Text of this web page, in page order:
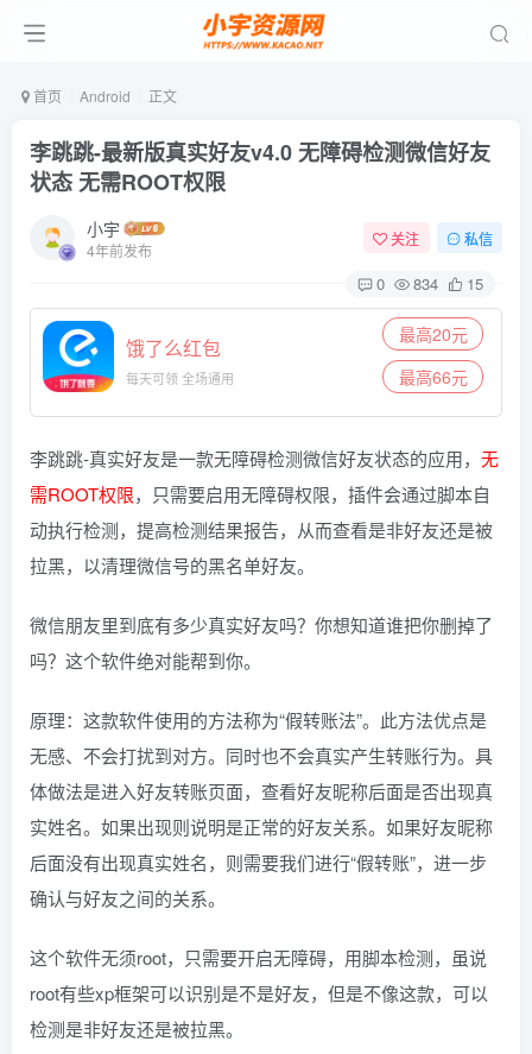
首页 Android 正文
李跳跳-最新版真实好友v4.0 无障碍检测微信好友
状态 无需ROOT权限
小宇
4年前发布
关注 私信
0 834 15
饿了么红包
每天可领 全场通用
最高20元
最高66元
李跳跳-真实好友是一款无障碍检测微信好友状态的应用， 无
需ROOT权限，只需要启用无障碍权限，插件会通过脚本自
动执行检测，提高检测结果报告，从而查看是非好友还是被
拉黑，以清理微信号的黑名单好友。
微信朋友里到底有多少真实好友吗？你想知道谁把你删掉了
吗？这个软件绝对能帮到你。
原理：这款软件使用的方法称为“假转账法”。此方法优点是
无感、不会打扰到对方。同时也不会真实产生转账行为。具
体做法是进入好友转账页面，查看好友昵称后面是否出现真
实姓名。如果出现则说明是正常的好友关系。如果好友昵称
后面没有出现真实姓名，则需要我们进行“假转账”，进一步
确认与好友之间的关系。
这个软件无须root，只需要开启无障碍，用脚本检测，虽说
root有些xp框架可以识别是不是好友，但是不像这款，可以
检测是非好友还是被拉黑。